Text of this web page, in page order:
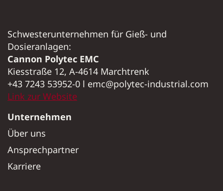
Schwesterunternehmen für Gieß- und
Dosieranlagen:
Cannon Polytec EMC
Kiesstraße 12, A-4614 Marchtrenk
+43 7243 53952-0 l emc@polytec-industrial.com
Link zur Website
Unternehmen
Über uns
Ansprechpartner
Karriere